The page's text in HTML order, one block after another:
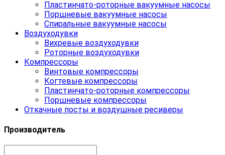
Пластинчато-роторные вакуумные насосы
Поршневые вакуумные насосы
Спиральные вакуумные насосы
Воздуходувки
Вихревые воздуходувки
Роторные воздуходувки
Компрессоры
Винтовые компрессоры
Когтевые компрессоры
Пластинчато-роторные компрессоры
Поршневые компрессоры
Откачные посты и воздушные ресиверы
Производитель